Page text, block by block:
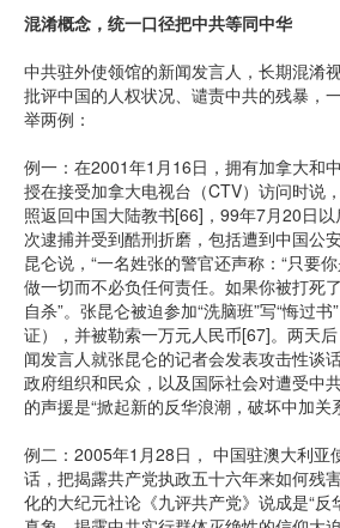
混淆概念，统一口径把中共等同中华
中共驻外使领馆的新闻发言人，长期混淆
批评中国的人权状况、谴责中共的残暴，
举两例：
例一：在2001年1月16日，拥有加拿大和
授在接受加拿大电视台（CTV）访问时说
照返回中国大陆教书[66]，99年7月20日
次逮捕并受到酷刑折磨，包括遭到中国公
昆仑说，“一名姓张的警官还声称：“只要
做一切而不必负任何责任。如果你被打死
自杀”。张昆仑被迫参加“洗脑班”写“悔过
证），并被勒索一万元人民币[67]。两天
闻发言人就张昆仑的记者会发表攻击性谈
政府组织和民众，以及国际社会对遭受中
的声援是“掀起新的反华浪潮，破坏中加关
例二：2005年1月28日， 中国驻澳大利亚
话，把揭露共产党执政五十六年来如何残
化的大纪元社论《九评共产党》说成是“反